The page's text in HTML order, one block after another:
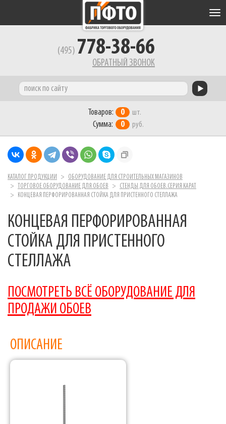
(495) 778-38-66
ОБРАТНЫЙ ЗВОНОК
Товаров: 0 шт.
Сумма: 0 руб.
КАТАЛОГ ПРОДУКЦИИ
ОБОРУДОВАНИЕ ДЛЯ СТРОИТЕЛЬНЫХ МАГАЗИНОВ
ТОРГОВОЕ ОБОРУДОВАНИЕ ДЛЯ ОБОЕВ
СТЕНДЫ ДЛЯ ОБОЕВ.СЕРИЯ КАРАТ
КОНЦЕВАЯ ПЕРФОРИРОВАННАЯ СТОЙКА ДЛЯ ПРИСТЕННОГО СТЕЛЛАЖА
КОНЦЕВАЯ ПЕРФОРИРОВАННАЯ
СТОЙКА ДЛЯ ПРИСТЕННОГО
СТЕЛЛАЖА
ПОСМОТРЕТЬ ВСЁ ОБОРУДОВАНИЕ ДЛЯ
ПРОДАЖИ ОБОЕВ
ОПИСАНИЕ